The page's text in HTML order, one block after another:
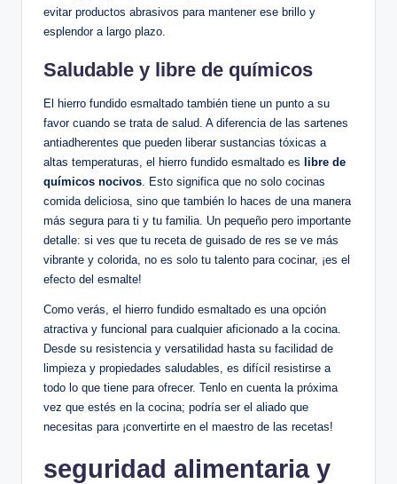
evitar productos abrasivos para⁢ mantener ese‌ brillo y
‌esplendor a largo plazo.
Saludable y libre de químicos
El​ hierro ‌fundido esmaltado también tiene un punto a su
favor cuando se trata de‍ salud. A diferencia de las sartenes
antiadherentes ⁤que pueden liberar sustancias tóxicas a⁢
altas ⁢temperaturas, el hierro fundido‍ esmaltado es libre de
químicos nocivos . Esto significa que no⁤ solo⁤ cocinas
comida deliciosa, sino​ que ​también ‌lo haces de una manera
más segura para ti y tu familia. ⁤Un pequeño pero importante
detalle: si ves que⁢ tu receta de guisado⁣ de res⁢ se ve⁤ más
vibrante y colorida, no es solo tu talento para cocinar, ¡es el
efecto del esmalte!
Como⁢ verás, ⁢el hierro‍ fundido esmaltado es una opción‍
atractiva y funcional para cualquier aficionado a la cocina.
Desde su resistencia y ⁤versatilidad hasta⁤ su facilidad ‍de
limpieza y propiedades‌ saludables, es difícil‍ resistirse ‍a
todo lo que ⁢tiene para ofrecer. Tenlo en cuenta la próxima
⁣vez que estés en⁣ la ⁢cocina; podría ser el⁣ aliado que
necesitas para ¡convertirte en el ‌maestro de⁣ las recetas!
seguridad alimentaria y​